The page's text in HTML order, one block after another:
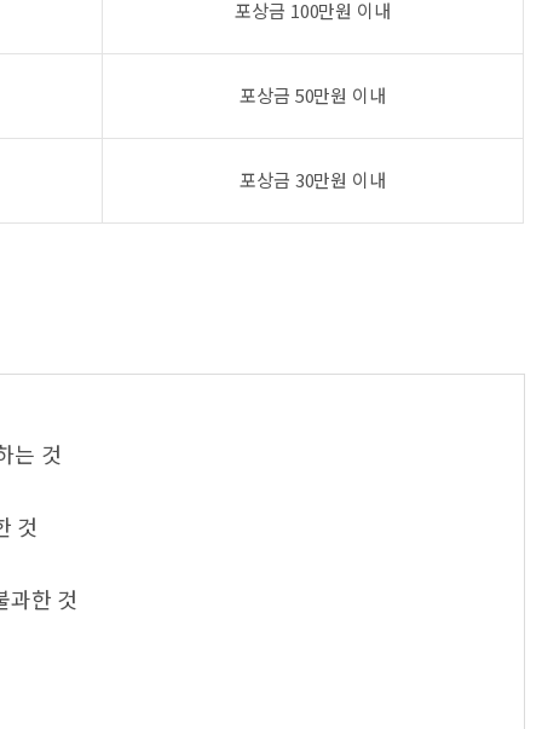
포상금 100만원 이내
포상금 50만원 이내
포상금 30만원 이내
는 것
것
과한 것